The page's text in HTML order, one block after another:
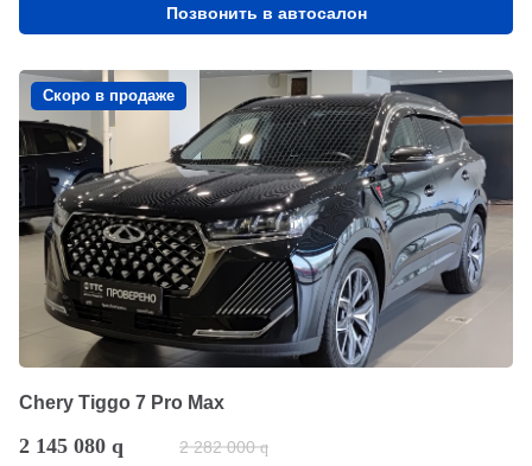
Позвонить в автосалон
Скоро в продаже
Chery Tiggo 7 Pro Max
2 145 080 q 2 282 000 q